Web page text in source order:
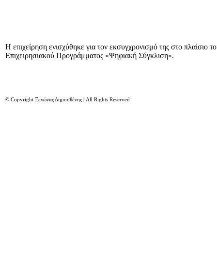
Η επιχείρηση ενισχύθηκε για τον εκσυγχρονισμό της στο πλαίσιο
Επιχειρησιακού Προγράμματος «Ψηφιακή Σύγκλιση».
© Copyright Ξενώνας Δημοσθένης | All Rights Reserved